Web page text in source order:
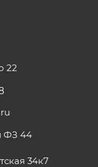
22
ФЗ 44
34к7